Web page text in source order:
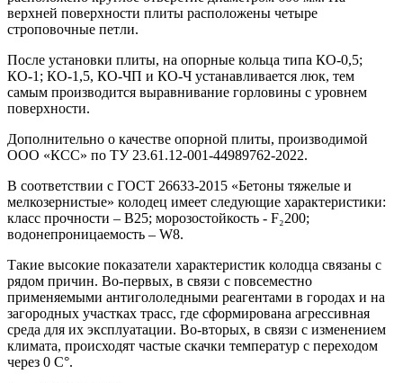
верхней поверхности плиты расположены четыре
строповочные петли.
После установки плиты, на опорные кольца типа КО-0,5;
КО-1; КО-1,5, КО-ЧП и КО-Ч устанавливается люк, тем
самым производится выравнивание горловины с уровнем
поверхности.
Дополнительно о качестве опорной плиты, производимой
ООО «КСС» по ТУ 23.61.12-001-44989762-2022.
В соответствии с ГОСТ 26633-2015 «Бетоны тяжелые и
мелкозернистые» колодец имеет следующие характеристики:
класс прочности – В25; морозостойкость - F₂200;
водонепроницаемость – W8.
Такие высокие показатели характеристик колодца связаны с
рядом причин. Во-первых, в связи с повсеместно
применяемыми антигололедными реагентами в городах и на
загородных участках трасс, где сформирована агрессивная
среда для их эксплуатации. Во-вторых, в связи с изменением
климата, происходят частые скачки температур с переходом
через 0 С°.